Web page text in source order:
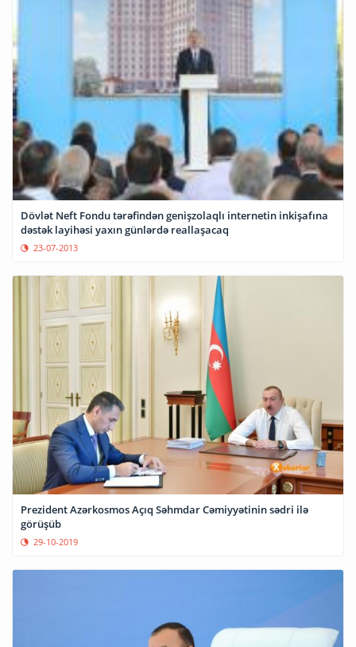
Dövlət Neft Fondu tərəfindən genişzolaqlı internetin inkişafına
dəstək layihəsi yaxın günlərdə reallaşacaq
23-07-2013
Prezident Azərkosmos Açıq Səhmdar Cəmiyyətinin sədri ilə
görüşüb
29-10-2019